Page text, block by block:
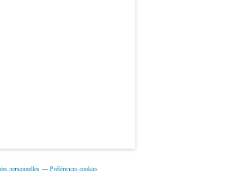
personnelles Préférences cookies